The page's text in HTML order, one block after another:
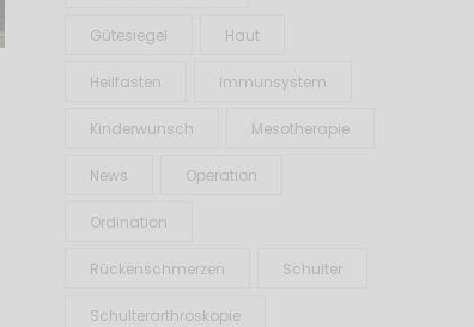
Gütesiegel Haut
Heilfasten Immunsystem
Kinderwunsch Mesotherapie
News Operation
Ordination
Rückenschmerzen Schulter
Schulterarthroskopie